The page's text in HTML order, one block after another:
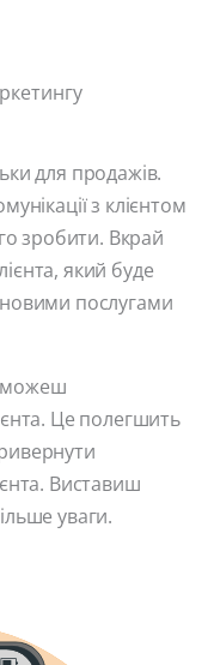
для продажів.
з клієнтом
зробити. Вкрай
який буде
послугами
Це полегшить
Виставиш
уваги.